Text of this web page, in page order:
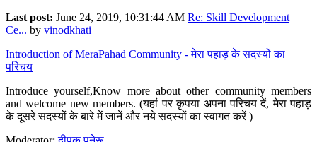
Last post: June 24, 2019, 10:31:44 AM Re: Skill Development
Ce... by vinodkhati
Introduction of MeraPahad Community - मेरा पहाड़ के सदस्यों का
परिचय
Introduce yourself,Know more about other community members
and welcome new members. (यहां पर कृपया अपना परिचय दें, मेरा पहाड़
के दूसरे सदस्यों के बारे में जानें और नये सदस्यों का स्वागत करें )